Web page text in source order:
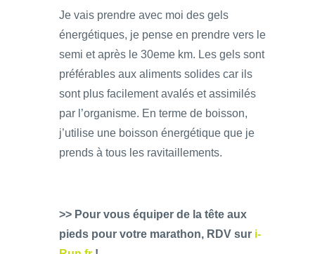
Je vais prendre avec moi des gels
énergétiques, je pense en prendre vers le
semi et après le 30eme km. Les gels sont
préférables aux aliments solides car ils
sont plus facilement avalés et assimilés
par l’organisme. En terme de boisson,
j’utilise une boisson énergétique que je
prends à tous les ravitaillements.
>> Pour vous équiper de la tête aux
pieds pour votre marathon, RDV sur i-